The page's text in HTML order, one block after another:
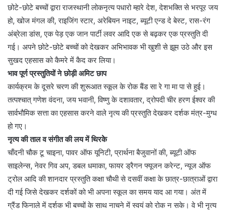
छोटे-छोटे बच्चों द्वारा राजस्थानी लोकनृत्य पधारो म्हारे देश, देशभक्ति से भरपूर जय
हो, खोज मंगल की, राइजिंग स्टार, अरेबियन नाइट, ब्यूटी एन्ड दे बेस्ट, रास-रंग
अंब्रेला डांस, एक पेड़ एक जान पार्टी लवर आदि एक से बढ़कर एक प्रस्तुति दी
गई। अपने छोटे-छोटे बच्चों को देखकर अभिभावक भी खुशी से झूम उठे और इस
सुखद एहसास को कैमरे में कैद कर लिया।
भाव पूर्ण प्रस्तुतियों ने छोड़ी अमिट छाप
कार्यक्रम के दूसरे चरण की शुरूआत स्कूल के रोक बैंड सा रे गा मा पा से हुई।
तत्पश्चात् गणेश वंदना, जय भवानी, विष्णु के दशावतार, द्रोपदी चीर हरण ईश्वर की
सार्वभौमिक सत्ता का एहसास करने वाले नृत्य की प्रस्तुति देखकर दर्शक मंत्र-मुग्ध
हो गए।
नृत्य की ताल व संगीत की लय में थिरकेे
चाँदनी चौक टू चाइना, पावर ऑफ यूनिटी, प्रार्थना बैजुवानों की, ब्यूटी ऑफ
साइलेन्स, नेवर गिव अप, डबल धमाका, फायर ड्रैगन फ्यूजन करेन्ट, न्यूज ऑफ
ट्रोल आदि की शानदार प्रस्तुति कक्षा चौथी से दसवीं कक्षा के छात्र-छात्राओं द्वारा
दी गई जिसे देखकर दर्शकों को भी अपना स्कूल का समय याद आ गया। अंत में
ग्रैंड फिनाले में दर्शक भी बच्चों के साथ नाचने में स्वयं को रोक न सके। वे भी नृत्य